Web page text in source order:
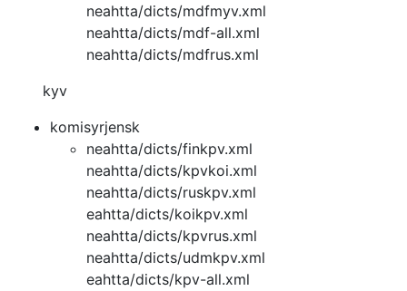
neahtta/dicts/mdfmyv.xml
neahtta/dicts/mdf-all.xml
neahtta/dicts/mdfrus.xml
kyv
komisyrjensk
neahtta/dicts/finkpv.xml
neahtta/dicts/kpvkoi.xml
neahtta/dicts/ruskpv.xml
eahtta/dicts/koikpv.xml
neahtta/dicts/kpvrus.xml
neahtta/dicts/udmkpv.xml
eahtta/dicts/kpv-all.xml